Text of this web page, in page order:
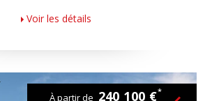
Voir les détails
À partir de 240 100 €*